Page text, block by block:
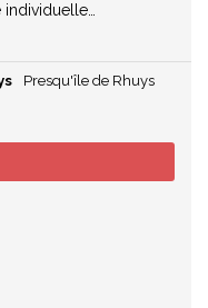
Presqu'île de Rhuys